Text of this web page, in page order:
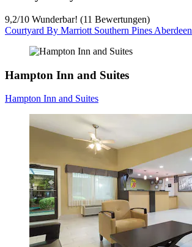
9,2/10 Wunderbar! (11 Bewertungen)
Courtyard By Marriott Southern Pines Aberdeen
Hampton Inn and Suites
Hampton Inn and Suites